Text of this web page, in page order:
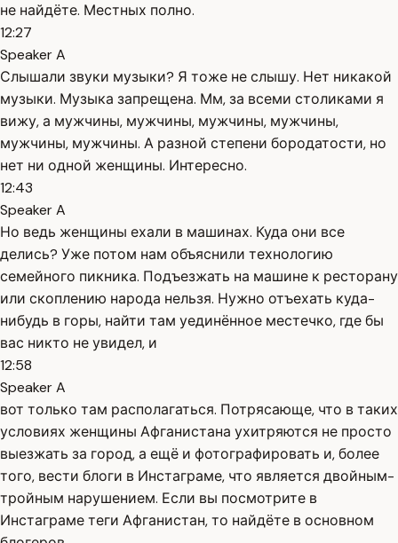
не найдёте. Местных полно.
12:27
Speaker A
Слышали звуки музыки? Я тоже не слышу. Нет никакой
музыки. Музыка запрещена. Мм, за всеми столиками я
вижу, а мужчины, мужчины, мужчины, мужчины,
мужчины, мужчины. А разной степени бородатости, но
нет ни одной женщины. Интересно.
12:43
Speaker A
Но ведь женщины ехали в машинах. Куда они все
делись? Уже потом нам объяснили технологию
семейного пикника. Подъезжать на машине к ресторану
или скоплению народа нельзя. Нужно отъехать куда-
нибудь в горы, найти там уединённое местечко, где бы
вас никто не увидел, и
12:58
Speaker A
вот только там располагаться. Потрясающе, что в таких
условиях женщины Афганистана ухитряются не просто
выезжать за город, а ещё и фотографировать и, более
того, вести блоги в Инстаграме, что является двойным-
тройным нарушением. Если вы посмотрите в
Инстаграме теги Афганистан, то найдёте в основном